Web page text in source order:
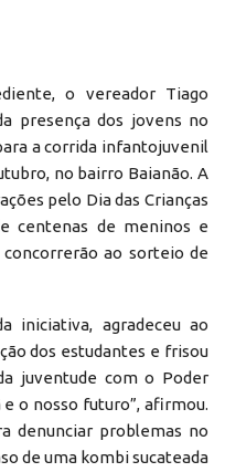
o vereador Tiago
presença dos jovens no
a corrida infantojuvenil
no bairro Baianão. A
pelo Dia das Crianças
centenas de meninos e
ao sorteio de
iniciativa, agradeceu ao
dos estudantes e frisou
juventude com o Poder
e o nosso futuro”, afirmou.
denunciar problemas no
de uma kombi sucateada